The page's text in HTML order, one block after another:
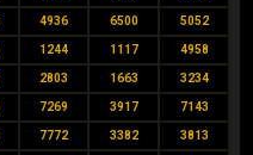
4936 6500 5052
1244 1117 4958
2803 1663 3234
7269 3917 7143
7772 3382 3813